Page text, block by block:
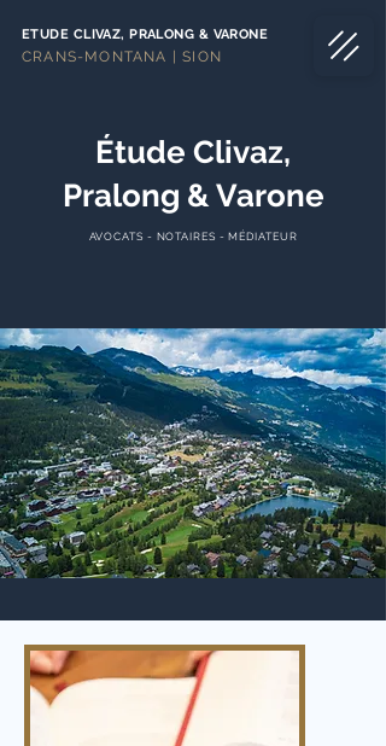
ETUDE CLIVAZ, PRALONG & VARONE
CRANS-MONTANA | SION
Étude Clivaz,
Pralong & Varone
AVOCATS - NOTAIRES - MÉDIATEUR